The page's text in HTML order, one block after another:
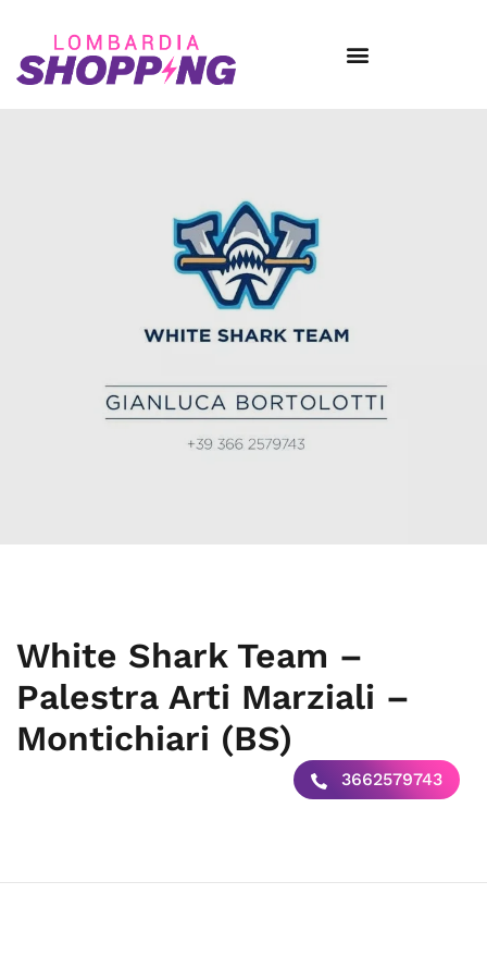
White Shark Team –
Palestra Arti Marziali –
Montichiari (BS)
3662579743